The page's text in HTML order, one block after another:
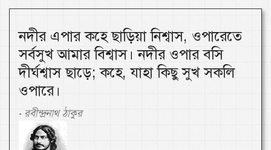
নদীর এপার কহে ছাড়িয়া নিশ্বাস, ওপারেতে
সর্বসুখ আমার বিশ্বাস। নদীর ওপার বসি
দীর্ঘশ্বাস ছাড়ে; কহে, যাহা কিছু সুখ সকলি
ওপারে।
- রবীন্দ্রনাথ ঠাকুর